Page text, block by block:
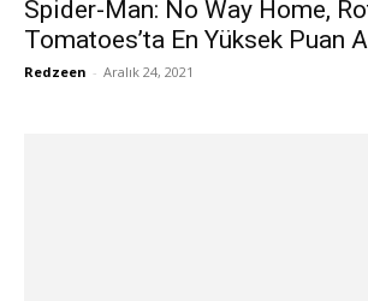
Spider-Man: No Way Home,
Tomatoes’ta En Yüksek Puan
Redzeen - Aralık 24, 2021